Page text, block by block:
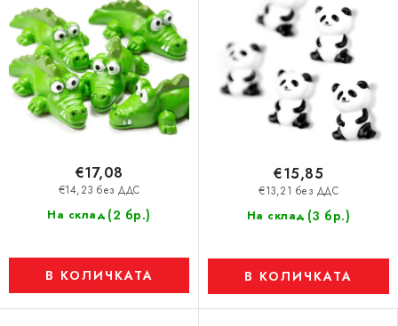
На склад (2 бр.)
€14,23 без ДДС
€17,08
В КОЛИЧКАТА
На склад (3 бр.)
€13,21 без ДДС
€15,85
В КОЛИЧКАТА